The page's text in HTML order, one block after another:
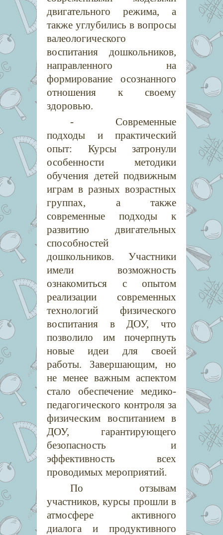
двигательного режима, а
также углубились в вопросы
валеологического
воспитания дошкольников,
направленного на
формирование осознанного
отношения к своему
здоровью.
- Современные
подходы и практический
опыт: Курсы затронули
особенности методики
обучения детей подвижным
играм в разных возрастных
группах, а также
современные подходы к
развитию двигательных
способностей
дошкольников. Участники
имели возможность
ознакомиться с опытом
реализации современных
технологий физического
воспитания в ДОУ, что
позволило им почерпнуть
новые идеи для своей
работы. Завершающим, но
не менее важным аспектом
стало обеспечение медико-
педагогического контроля за
физическим воспитанием в
ДОУ, гарантирующего
безопасность и
эффективность всех
проводимых мероприятий.
По отзывам
участников, курсы прошли в
атмосфере активного
диалога и продуктивного